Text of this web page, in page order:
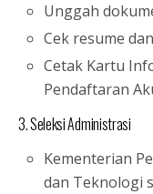
Unggah
Cek resume
Cetak Kartu
Pendaftaran
3. Seleksi Administrasi
Kementerian
dan Teknologi